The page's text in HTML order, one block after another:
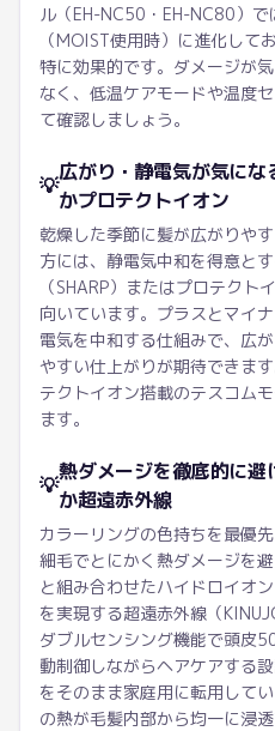
ル（EH-NC50・EH-NC80）
（MOIST使用時）に進化して
特に効果的です。ダメージが
なく、低温ケアモードや温度
て確認しましょう。
💡
広がり・静電気が気に
かプロテクトイオン
乾燥した季節に髪が広がりや
方には、静電気中和を得意と
（SHARP）またはプロテク
向いています。プラスとマイ
電気を中和する仕組みで、広
やすい仕上がりが期待できま
テクトイオン搭載のテスコム
ます。
💡
熱ダメージを徹底的に
か超遠赤外線
カラーリングの色持ちを最優
細毛でとにかく熱ダメージを
と組み合わせたハイドロイオ
を実現する超遠赤外線（
ダブルセンシング機能で頭
動制御しながらヘアケアする
をそのまま家庭用に転用して
の熱が毛髪内部から均一に浸